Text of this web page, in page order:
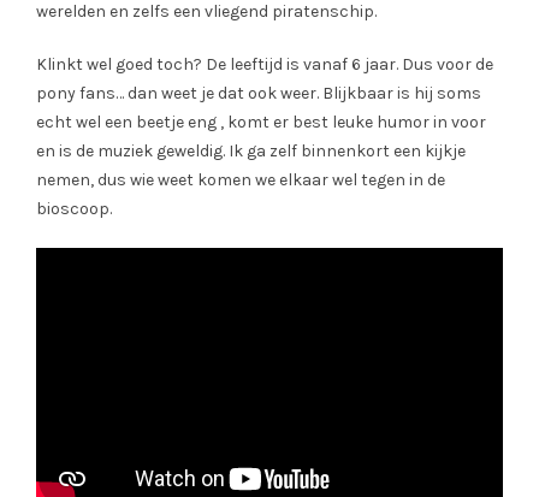
werelden en zelfs een vliegend piratenschip.
Klinkt wel goed toch? De leeftijd is vanaf 6 jaar. Dus voor de
pony fans… dan weet je dat ook weer. Blijkbaar is hij soms
echt wel een beetje eng , komt er best leuke humor in voor
en is de muziek geweldig. Ik ga zelf binnenkort een kijkje
nemen, dus wie weet komen we elkaar wel tegen in de
bioscoop.